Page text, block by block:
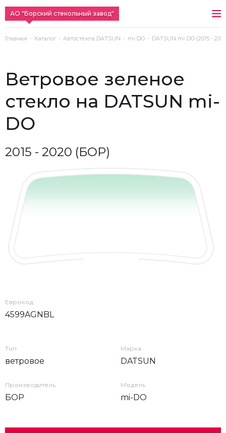
АО "Борский стекольный завод"
Главная Каталог Автостекла DATSUN mi-DO DATSUN mi-DO (2015 -
ветровое зеленое
стекло на DATSUN mi-
DO
2015 - 2020 (БОР)
Еврокод
4599AGNBL
Тип
ветровое
Марка
DATSUN
Производитель
БОР
Модель
mi-DO